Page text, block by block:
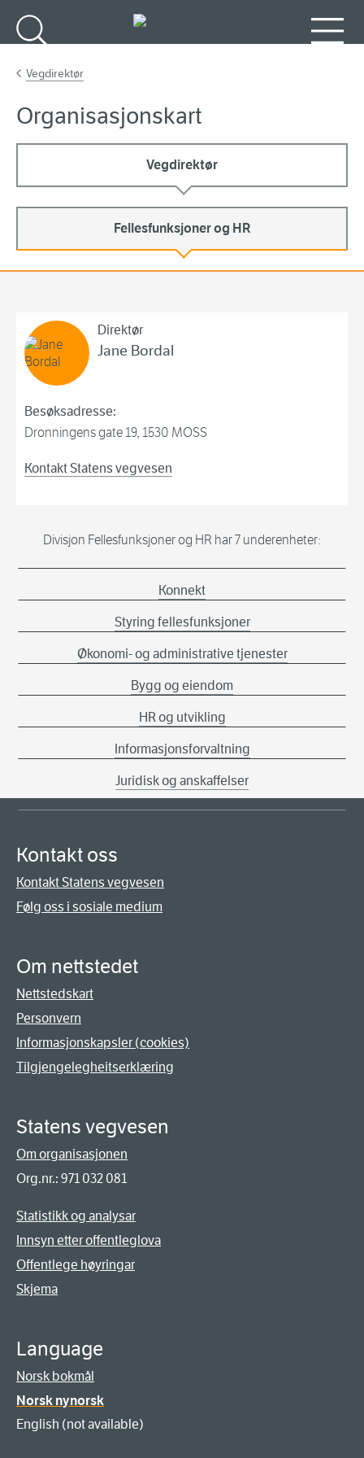
Vegdirektør
Organisasjonskart
Vegdirektør
Fellesfunksjoner og HR
Divisjon Fellesfunksjoner og HR har 7 underenheter:
Konnekt
Styring fellesfunksjoner
Økonomi- og administrative tjenester
Bygg og eiendom
HR og utvikling
Informasjonsforvaltning
Juridisk og anskaffelser
Divisjon Fellesfunksjoner og HR
Direktør
Jane Bordal
Besøksadresse:
Dronningens gate 19, 1530 MOSS
Kontakt Statens vegvesen
Kontakt oss
Kontakt Statens vegvesen
Følg oss i sosiale medium
Om nettstedet
Nettstedskart
Personvern
Informasjonskapsler (cookies)
Tilgjengelegheitserklæring
Statens vegvesen
Om organisasjonen
Org.nr.: 971 032 081
Statistikk og analysar
Innsyn etter offentleglova
Offentlege høyringar
Skjema
Language
Norsk bokmål
Norsk nynorsk
English (not available)